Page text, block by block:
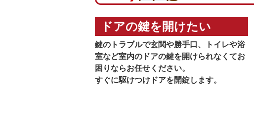
ドアの鍵を開けたい
鍵のトラブルで玄関や勝手口、トイレや浴
室など室内のドアの鍵を開けられなくてお
困りならお任せください。
すぐに駆けつけドアを開錠します。